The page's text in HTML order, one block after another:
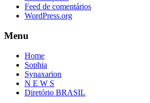
Feed de comentários
WordPress.org
Menu
Home
Sophia
Synaxarion
N E W S
Diretório BRASIL